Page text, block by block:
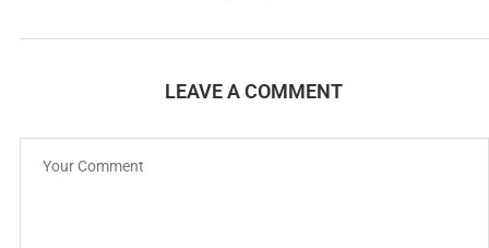
LEAVE A COMMENT